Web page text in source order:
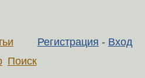
Регистрация - Вход
Поиск